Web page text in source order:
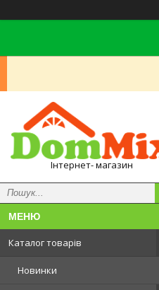
Інтернет- магазин
Каталог товарів
Новинки